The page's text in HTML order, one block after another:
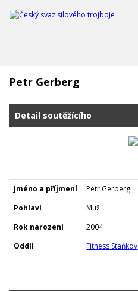
Petr Gerberg
Detail soutěžícího
Jméno a příjmení
Petr Gerberg
Pohlaví
Muž
Rok narození
2004
Oddíl
Fitness Staňkov